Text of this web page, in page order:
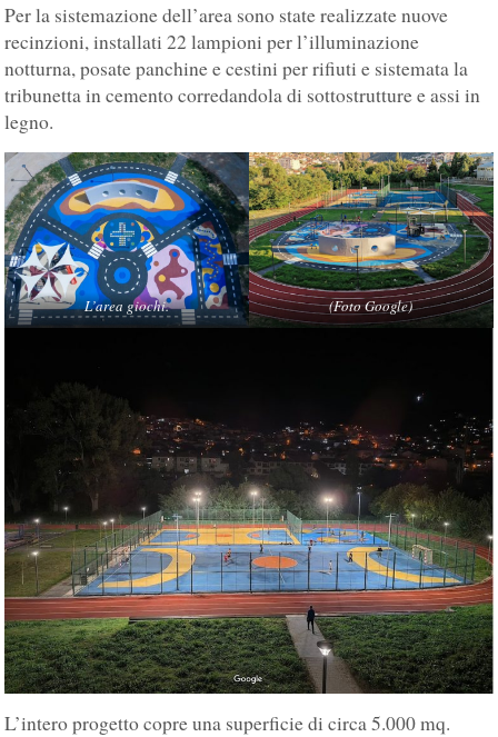
Per la sistemazione dell’area sono state realizzate nuove
recinzioni, installati 22 lampioni per l’illuminazione
notturna, posate panchine e cestini per rifiuti e sistemata la
tribunetta in cemento corredandola di sottostrutture e assi in
legno.
L’area giochi. (Foto Google)
L’intero progetto copre una superficie di circa 5.000 mq.